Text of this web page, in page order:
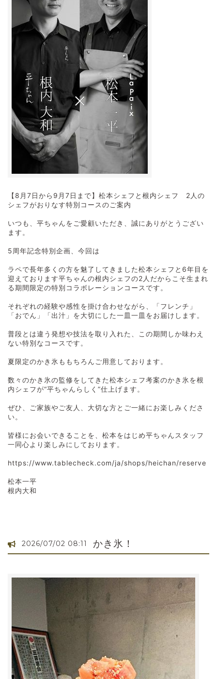
【8月7日から9月7日まで】松本シェフと根内シェフ 2人の
シェフがおりなす特別コースのご案内
いつも、平ちゃんをご愛顧いただき、誠にありがとうござい
ます。
5周年記念特別企画、今回は
ラペで長年多くの方を魅了してきました松本シェフと6年目を
迎えております平ちゃんの根内シェフの2人だからこそ生まれ
る期間限定の特別コラボレーションコースです。
それぞれの経験や感性を掛け合わせながら、「フレンチ」
「おでん」「出汁」を大切にした一皿一皿をお届けします。
普段とは違う発想や技法を取り入れた、この期間しか味わえ
ない特別なコースです。
夏限定のかき氷ももちろんご用意しております。
数々のかき氷の監修をしてきた松本シェフ考案のかき氷を根
内シェフが“平ちゃんらしく”仕上げます。
ぜひ、ご家族やご友人、大切な方とご一緒にお楽しみくださ
い。
皆様にお会いできることを、松本をはじめ平ちゃんスタッフ
一同心より楽しみにしております。
https://www.tablecheck.com/ja/shops/heichan/reserve
松本一平
根内大和
2026/07/02 08:11 かき氷！